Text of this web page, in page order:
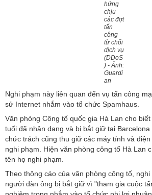
hứng
chịu
các đợt
tấn
công
từ chối
dịch vụ
(DDoS
) - Ảnh:
Guardi
an
Nghi phạm này liên quan đến vụ tấn công
sử Internet nhắm vào tổ chức Spamhaus.
Văn phòng Công tố quốc gia Hà Lan cho
tuổi đã nhận dạng và bị bắt giữ tại
chức trách cũng thu giữ các máy tính và
nghi phạm. Hiện văn phòng công tố Hà Lan
tên họ nghi phạm.
Theo thông cáo của văn phòng công tố,
người đàn ông bị bắt giữ vì "tham gia cuộc